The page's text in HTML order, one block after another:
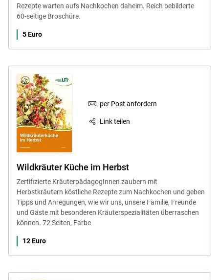
Rezepte warten aufs Nachkochen daheim. Reich bebilderte
60-seitige Broschüre.
5 Euro
per Post anfordern
Link teilen
Wildkräuter Küche im Herbst
Zertifizierte KräuterpädagogInnen zaubern mit
Herbstkräutern köstliche Rezepte zum Nachkochen und geben
Tipps und Anregungen, wie wir uns, unsere Familie, Freunde
und Gäste mit besonderen Kräuterspezialitäten überraschen
können. 72 Seiten, Farbe
12 Euro